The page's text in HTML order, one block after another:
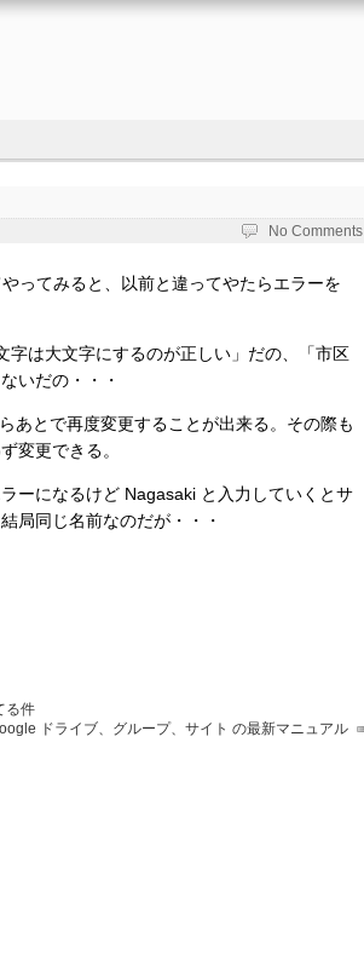
No Comments
ってみると、以前と違ってやたらエラーを
字は大文字にするのが正しい」だの、「市区
いだの・・・
あとで再度変更することが出来る。その際も
変更できる。
ーになるけど Nagasaki と入力していくとサ
局同じ名前なのだが・・・
る件
ドライブ、グループ、サイト の最新マニュアル